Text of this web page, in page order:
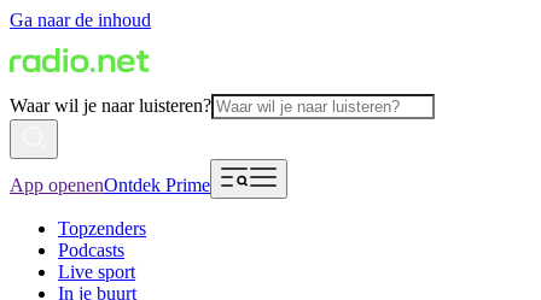
Ga naar de inhoud
Waar wil je naar luisteren?
App openenOntdek Prime
Topzenders
Podcasts
Live sport
In je buurt